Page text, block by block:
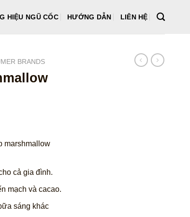
HIỆU NGŨ CỐC HƯỚNG DẪN LIÊN HỆ
BRANDS
₫.
marshmallow
cả gia đình.
mạch và cacao.
sáng khác